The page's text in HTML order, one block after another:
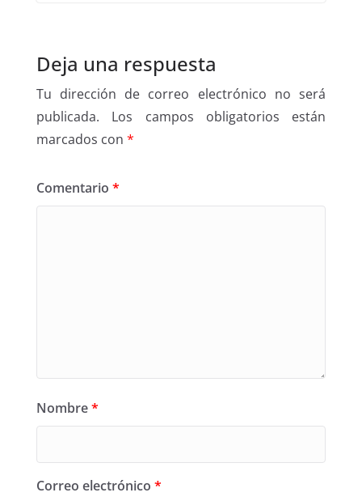
Deja una respuesta
Tu dirección de correo electrónico no será
publicada.
Los campos obligatorios están
marcados con *
Comentario *
Nombre*
Correo electrónico *